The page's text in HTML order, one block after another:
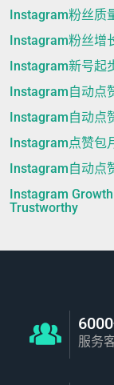
Instagram粉丝质
Instagram粉丝增
Instagram新号起
Instagram自动点
Instagram自动点
Instagram点赞包
Instagram自动点
Instagram
Trustworthy
服务